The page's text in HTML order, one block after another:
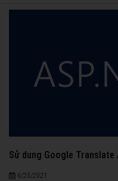
Sử dung Google Translate
6/25/2021